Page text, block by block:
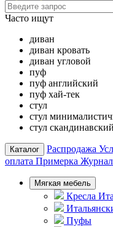
Часто ищут
диван
диван кровать
диван угловой
пуф
пуф английский
пуф хай-тек
стул
стул
стул скандинавский
Каталог Распродажа
оплата Примерка Журнал
Мягкая мебель
Кресла
Пуфы